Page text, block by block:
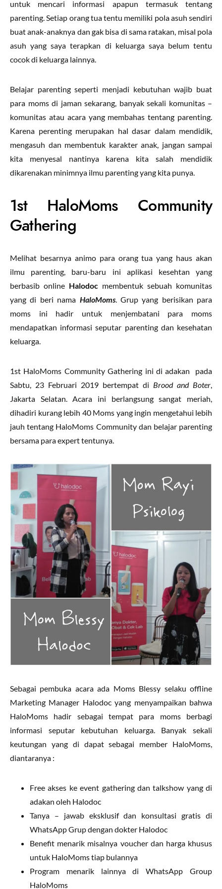
untuk mencari informasi apapun termasuk tentang
parenting. Setiap orang tua tentu memiliki pola asuh sendiri
buat anak-anaknya dan gak bisa di sama ratakan, misal pola
asuh yang saya terapkan di keluarga saya belum tentu
cocok di keluarga lainnya.
Belajar parenting seperti menjadi kebutuhan wajib buat
para moms di jaman sekarang, banyak sekali komunitas –
komunitas atau acara yang membahas tentang parenting.
Karena perenting merupakan hal dasar dalam mendidik,
mengasuh dan membentuk karakter anak, jangan sampai
kita menyesal nantinya karena kita salah mendidik
dikarenakan minimnya ilmu parenting yang kita punya.
1st HaloMoms Community
Gathering
Melihat besarnya animo para orang tua yang haus akan
ilmu parenting, baru-baru ini aplikasi kesehtan yang
berbasib online Halodoc membentuk sebuah komunitas
yang di beri nama HaloMoms. Grup yang berisikan para
moms ini hadir untuk menjembatani para moms
mendapatkan informasi seputar parenting dan kesehatan
keluarga.
1st HaloMoms Community Gathering ini di adakan pada
Sabtu, 23 Februari 2019 bertempat di Brood and Boter,
Jakarta Selatan. Acara ini berlangsung sangat meriah,
dihadiri kurang lebih 40 Moms yang ingin mengetahui lebih
jauh tentang HaloMoms Community dan belajar parenting
bersama para expert tentunya.
Sebagai pembuka acara ada Moms Blessy selaku offline
Marketing Manager Halodoc yang menyampaikan bahwa
HaloMoms hadir sebagai tempat para moms berbagi
informasi seputar kebutuhan keluarga. Banyak sekali
keutungan yang di dapat sebagai member HaloMoms,
diantaranya :
Free akses ke event gathering dan talkshow yang di
adakan oleh Halodoc
Tanya – jawab eksklusif dan konsultasi gratis di
WhatsApp Grup dengan dokter Halodoc
Benefit menarik misalnya voucher dan harga khusus
untuk HaloMoms tiap bulannya
Program menarik lainnya di WhatsApp Group
HaloMoms